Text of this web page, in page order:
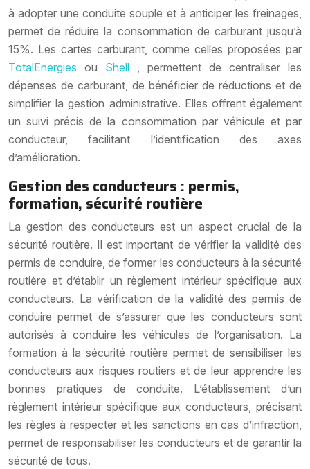
à adopter une conduite souple et à anticiper les freinages,
permet de réduire la consommation de carburant jusqu’à
15%. Les cartes carburant, comme celles proposées par
TotalEnergies ou Shell
, permettent de centraliser les
dépenses de carburant, de bénéficier de réductions et de
simplifier la gestion administrative. Elles offrent également
un suivi précis de la consommation par véhicule et par
conducteur, facilitant l’identification des axes
d’amélioration.
Gestion des conducteurs : permis,
formation, sécurité routière
La gestion des conducteurs est un aspect crucial de la
sécurité routière. Il est important de vérifier la validité des
permis de conduire, de former les conducteurs à la sécurité
routière et d’établir un règlement intérieur spécifique aux
conducteurs. La vérification de la validité des permis de
conduire permet de s’assurer que les conducteurs sont
autorisés à conduire les véhicules de l’organisation. La
formation à la sécurité routière permet de sensibiliser les
conducteurs aux risques routiers et de leur apprendre les
bonnes pratiques de conduite. L’établissement d’un
règlement intérieur spécifique aux conducteurs, précisant
les règles à respecter et les sanctions en cas d’infraction,
permet de responsabiliser les conducteurs et de garantir la
sécurité de tous.